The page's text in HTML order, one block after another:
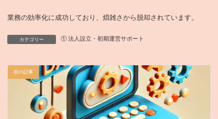
業務の効率化に成功しており、煩雑さから脱却されています。
カテゴリー ① 法人設立・初期運営サポート
前の記事